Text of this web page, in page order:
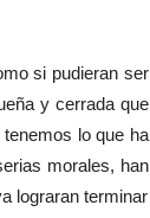
si pudieran ser
y cerrada que
lo que ha
morales, han
lograran terminar